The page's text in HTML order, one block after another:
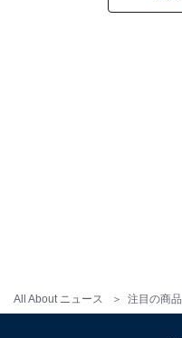
All About ニュース 注目の商品